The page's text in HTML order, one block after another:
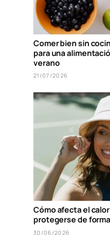
Comer bien sin
para una
verano
21/07/2026
Cómo afecta el
protegerse de
30/06/2026